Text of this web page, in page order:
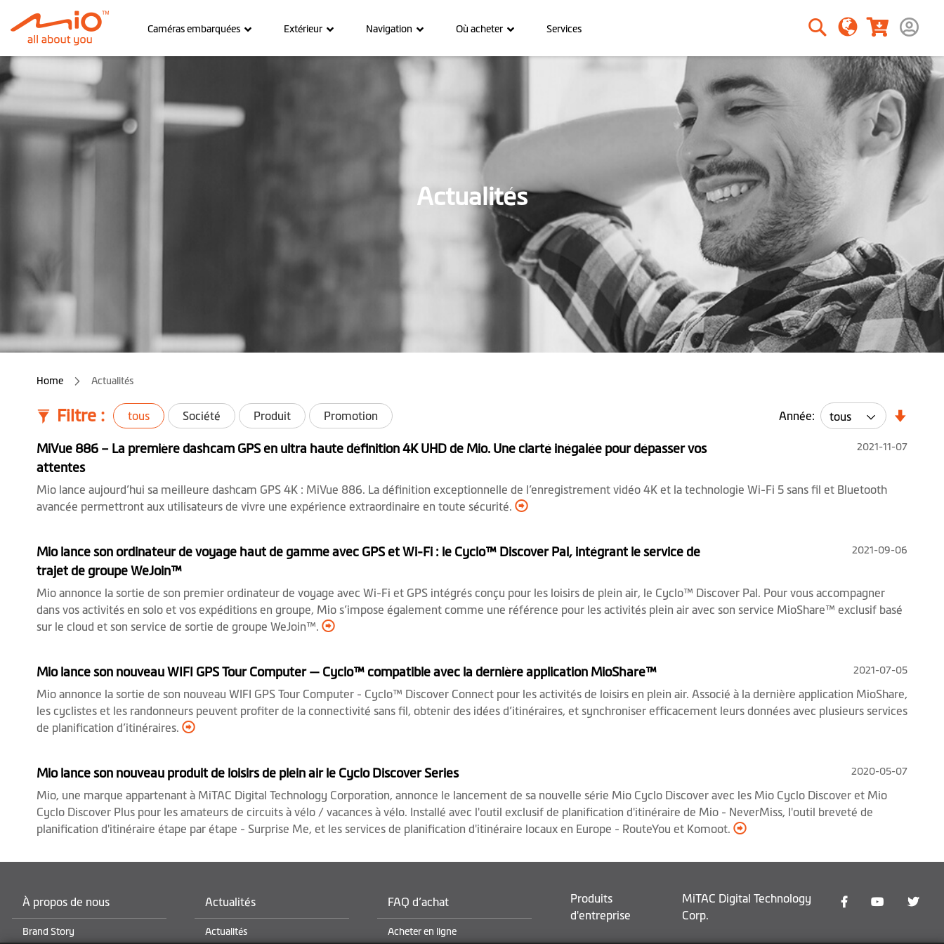
Caméras embarquées Extérieur Navigation Où acheter Services
Actualités
Home Actualités
Filtre : tous Société Produit Promotion Année:
MiVue 886 – La première dashcam GPS en ultra haute définition 4K UHD de Mio. Une clarté inégalée pour dépasser vos
attentes
2021-11-07
Mio lance aujourd’hui sa meilleure dashcam GPS 4K : MiVue 886. La définition exceptionnelle de l’enregistrement vidéo 4K et la technologie Wi-Fi 5 sans fil et Bluetooth
avancée permettront aux utilisateurs de vivre une expérience extraordinaire en toute sécurité.
Mio lance son ordinateur de voyage haut de gamme avec GPS et Wi-Fi : le Cyclo™ Discover Pal, intégrant le service de
trajet de groupe WeJoin™
2021-09-06
Mio annonce la sortie de son premier ordinateur de voyage avec Wi-Fi et GPS intégrés conçu pour les loisirs de plein air, le Cyclo™ Discover Pal. Pour vous accompagner
dans vos activités en solo et vos expéditions en groupe, Mio s’impose également comme une référence pour les activités plein air avec son service MioShare™ exclusif basé
sur le cloud et son service de sortie de groupe WeJoin™.
Mio lance son nouveau WIFI GPS Tour Computer — Cyclo™ compatible avec la dernière application MioShare™ 2021-07-05
Mio annonce la sortie de son nouveau WIFI GPS Tour Computer - Cyclo™ Discover Connect pour les activités de loisirs en plein air. Associé à la dernière application MioShare,
les cyclistes et les randonneurs peuvent profiter de la connectivité sans fil, obtenir des idées d’itinéraires, et synchroniser efficacement leurs données avec plusieurs services
de planification d’itinéraires.
Mio lance son nouveau produit de loisirs de plein air le Cyclo Discover Series 2020-05-07
Mio, une marque appartenant à MiTAC Digital Technology Corporation, annonce le lancement de sa nouvelle série Mio Cyclo Discover avec les Mio Cyclo Discover et Mio
Cyclo Discover Plus pour les amateurs de circuits à vélo / vacances à vélo. Installé avec l'outil exclusif de planification d'itinéraire de Mio - NeverMiss, l'outil breveté de
planification d'itinéraire étape par étape - Surprise Me, et les services de planification d'itinéraire locaux en Europe - RouteYou et Komoot.
À propos de nous
Brand Story
Actualités
Actualités
FAQ d’achat
Acheter en ligne
Produits
d'entreprise
MiTAC Digital Technology
Corp.